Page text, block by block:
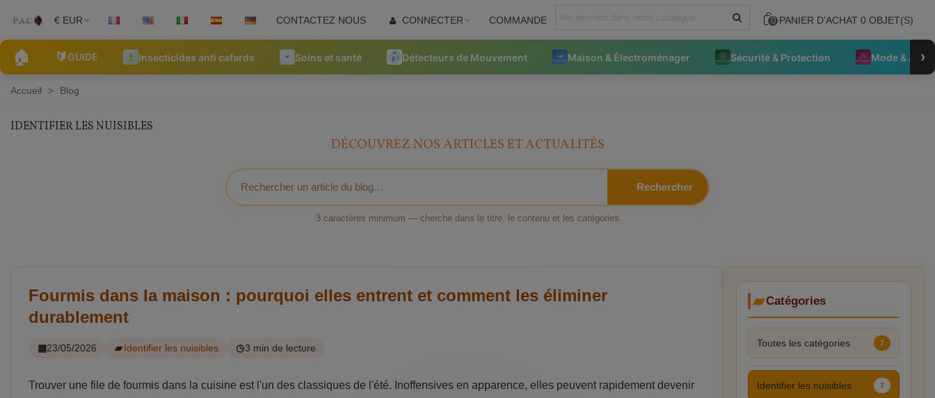
€ EUR CONTACTEZ NOUS CONNECTER COMMANDE 0 PANIER D'ACHAT 0 OBJET(S)
🏠 🔰GUIDE Insecticides anti cafards Soins et santé Détecteurs de Mouvement Maison & Électroménager Sécurité & Protection Mode & ›
Accueil > Blog
IDENTIFIER LES NUISIBLES
DÉCOUVREZ NOS ARTICLES ET ACTUALITÉS
Rechercher
3 caractères minimum — cherche dans le titre, le contenu et les catégories
Fourmis dans la maison : pourquoi elles entrent et comment les éliminer
durablement
23/05/2026 Identifier les nuisibles 3 min de lecture
Trouver une file de fourmis dans la cuisine est l'un des classiques de l'été. Inoffensives en apparence, elles peuvent rapidement devenir
Catégories
Toutes les catégories 7
Identifier les nuisibles 7